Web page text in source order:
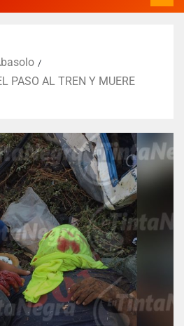
PASO AL TREN Y MUERE